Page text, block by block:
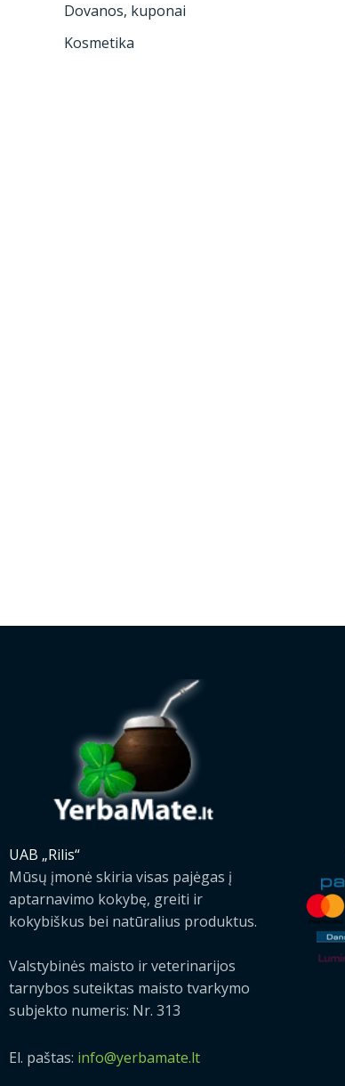
Dovanos, kuponai
Kosmetika
UAB „Rilis“
Mūsų įmonė skiria visas pajėgas į
aptarnavimo kokybę, greiti ir
kokybiškus bei natūralius produktus.
Valstybinės maisto ir veterinarijos
tarnybos suteiktas maisto tvarkymo
subjekto numeris: Nr. 313
El. paštas: info@yerbamate.lt